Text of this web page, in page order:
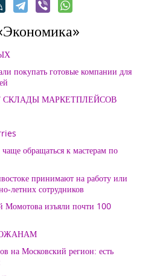
покупать готовые компании для
СКЛАДЫ МАРКЕТПЛЕЙСОВ
обращаться к мастерам по
принимают на работу или
летних сотрудников
Момотова изъяли почти 100
на Московский регион: есть